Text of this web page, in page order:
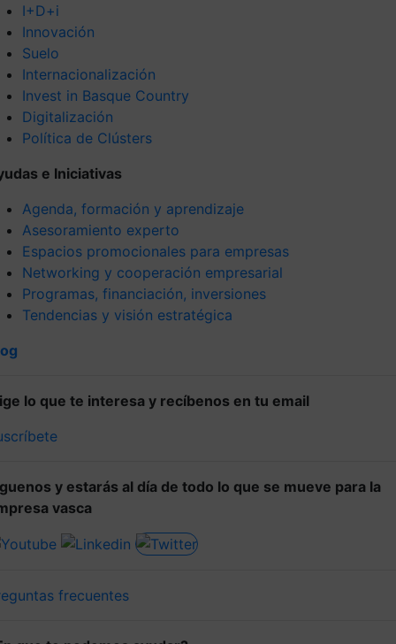
I+D+i
Innovación
Suelo
Internacionalización
Invest in Basque Country
Digitalización
Política de Clústers
e Iniciativas
Agenda, formación y aprendizaje
Asesoramiento experto
Espacios promocionales para empresas
Networking y cooperación empresarial
Programas, financiación, inversiones
Tendencias y visión estratégica
lo que te interesa y recíbenos en tu email
y estarás al día de todo lo que se mueve para la
vasca
frecuentes